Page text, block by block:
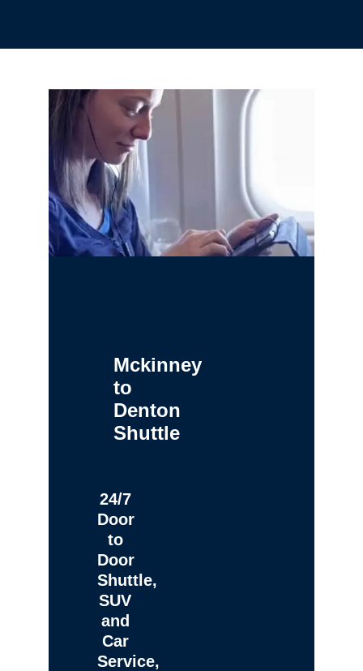
Mckinney
to
Denton
Shuttle
24/7
Door
to
Door
Shuttle,
SUV
and
Car
Service,